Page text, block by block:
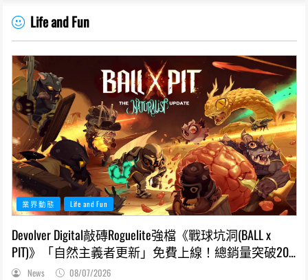
Life and Fun
業界動態 Life and Fun
Devolver Digital敲磚Roguelite強檔《戰球坑洞(BALL x
PIT)》「自然主義者更新」免費上線！總銷量突破200
萬份，遊戲史低66折熱銷中
News 08/07/2026